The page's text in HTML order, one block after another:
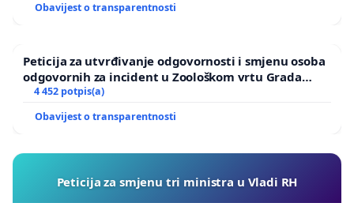
Obavijest o transparentnosti
Peticija za utvrđivanje odgovornosti i smjenu osoba
odgovornih za incident u Zoološkom vrtu Grada
Zagreba
4 452 potpis(a)
Obavijest o transparentnosti
Peticija za smjenu tri ministra u Vladi RH